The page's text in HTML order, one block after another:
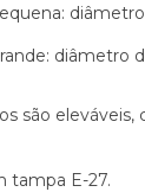
diâmetro
são eleváveis,
tampa E-27.